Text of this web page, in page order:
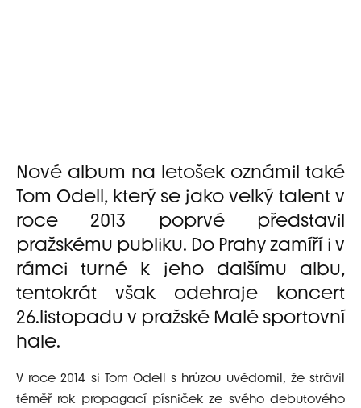
Nové album na letošek oznámil také
Tom Odell, který se jako velký talent v
roce 2013 poprvé představil
pražskému publiku. Do Prahy zamíří i v
rámci turné k jeho dalšímu albu,
tentokrát však odehraje koncert
26.listopadu v pražské Malé sportovní
hale.
V roce 2014 si Tom Odell s hrůzou uvědomil, že strávil
téměř rok propagací písniček ze svého debutového